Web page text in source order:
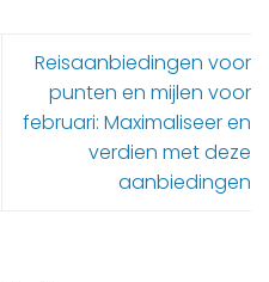
Reisaanbiedingen voor
punten en mijlen voor
februari: Maximaliseer en
verdien met deze
aanbiedingen